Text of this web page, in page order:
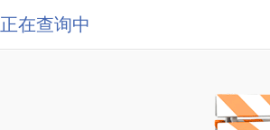
正在查询中